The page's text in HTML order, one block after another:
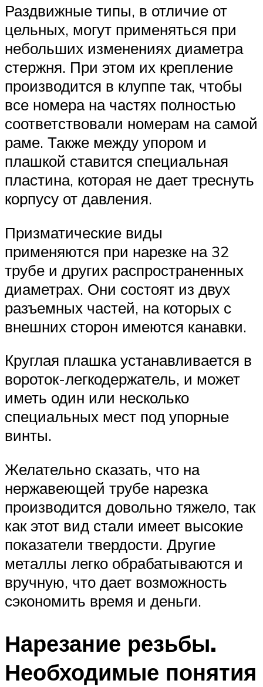
Раздвижные типы, в отличие от
цельных, могут применяться при
небольших изменениях диаметра
стержня. При этом их крепление
производится в клуппе так, чтобы
все номера на частях полностью
соответствовали номерам на самой
раме. Также между упором и
плашкой ставится специальная
пластина, которая не дает треснуть
корпусу от давления.
Призматические виды
применяются при нарезке на 32
трубе и других распространенных
диаметрах. Они состоят из двух
разъемных частей, на которых с
внешних сторон имеются канавки.
Круглая плашка устанавливается в
вороток-легкодержатель, и может
иметь один или несколько
специальных мест под упорные
винты.
Желательно сказать, что на
нержавеющей трубе нарезка
производится довольно тяжело, так
как этот вид стали имеет высокие
показатели твердости. Другие
металлы легко обрабатываются и
вручную, что дает возможность
сэкономить время и деньги.
Нарезание резьбы.
Необходимые понятия